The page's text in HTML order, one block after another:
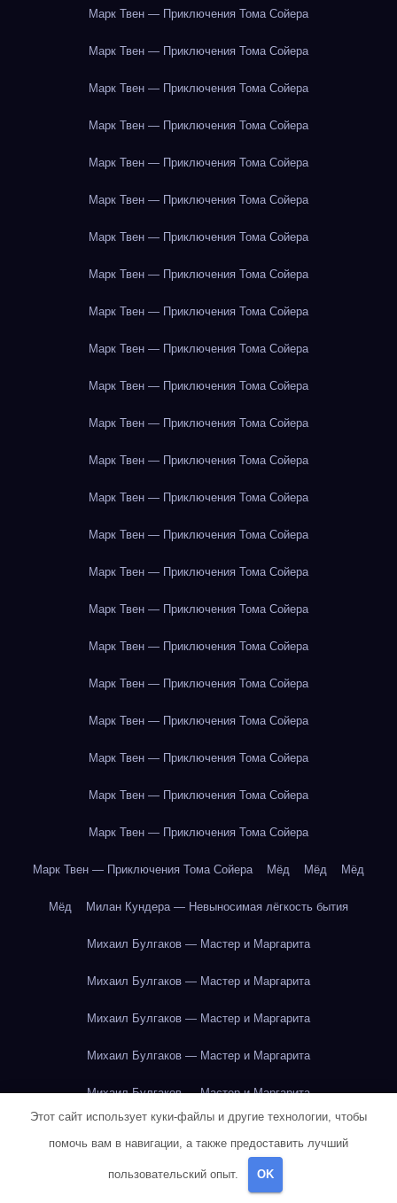
Марк Твен — Приключения Тома Сойера
Марк Твен — Приключения Тома Сойера
Марк Твен — Приключения Тома Сойера
Марк Твен — Приключения Тома Сойера
Марк Твен — Приключения Тома Сойера
Марк Твен — Приключения Тома Сойера
Марк Твен — Приключения Тома Сойера
Марк Твен — Приключения Тома Сойера
Марк Твен — Приключения Тома Сойера
Марк Твен — Приключения Тома Сойера
Марк Твен — Приключения Тома Сойера
Марк Твен — Приключения Тома Сойера
Марк Твен — Приключения Тома Сойера
Марк Твен — Приключения Тома Сойера
Марк Твен — Приключения Тома Сойера
Марк Твен — Приключения Тома Сойера
Марк Твен — Приключения Тома Сойера
Марк Твен — Приключения Тома Сойера
Марк Твен — Приключения Тома Сойера
Марк Твен — Приключения Тома Сойера
Марк Твен — Приключения Тома Сойера
Марк Твен — Приключения Тома Сойера
Марк Твен — Приключения Тома Сойера
Марк Твен — Приключения Тома Сойера Мёд Мёд Мёд
Мёд Милан Кундера — Невыносимая лёгкость бытия
Михаил Булгаков — Мастер и Маргарита
Михаил Булгаков — Мастер и Маргарита
Михаил Булгаков — Мастер и Маргарита
Михаил Булгаков — Мастер и Маргарита
Михаил Булгаков — Мастер и Маргарита
Михаил Булгаков — Мастер и Маргарита
Этот сайт использует куки-файлы и другие технологии, чтобы
помочь вам в навигации, а также предоставить лучший
пользовательский опыт. OK